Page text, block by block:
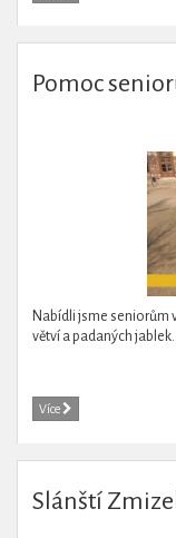
Pomoc
Nabídli jsme seniorům
větví a padaných jablek.
Více
Slánští